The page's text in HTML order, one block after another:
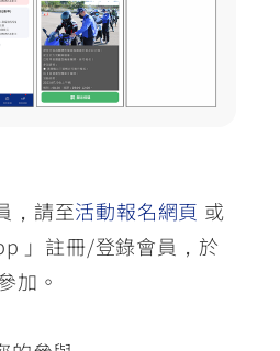
，請至活動報名網頁 或
」註冊/登錄會員，於
加。